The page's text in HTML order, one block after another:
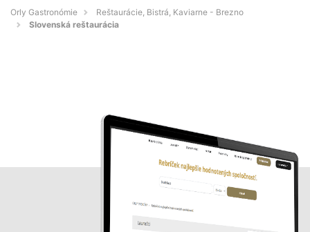
Orly Gastronómie
Reštaurácie, Bistrá, Kaviarne - Brezno
Slovenská reštaurácia